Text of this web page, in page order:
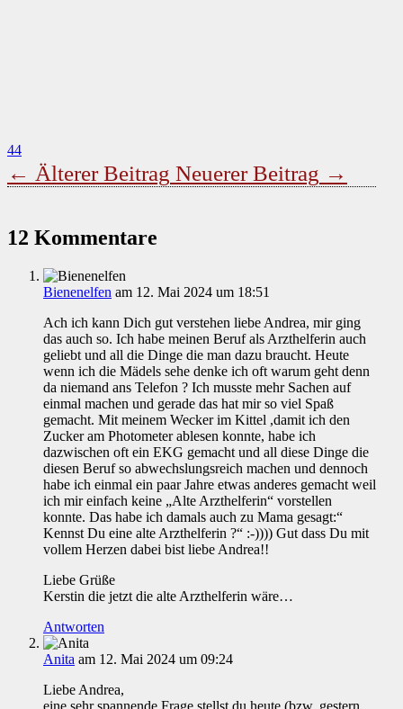
44
← Älterer Beitrag Neuerer Beitrag →
12 Kommentare
Bienenelfen am 12. Mai 2024 um 18:51
Ach ich kann Dich gut verstehen liebe Andrea, mir ging
das auch so. Ich habe meinen Beruf als Arzthelferin auch
geliebt und all die Dinge die man dazu braucht. Heute
wenn ich die Mädels sehe denke ich oft warum geht denn
da niemand ans Telefon ? Ich musste mehr Sachen auf
einmal machen und gerade das hat mir so viel Spaß
gemacht. Mit meinem Wecker im Kittel ,damit ich den
Zucker am Photometer ablesen konnte, habe ich
dazwischen oft ein EKG gemacht und all diese Dinge die
diesen Beruf so abwechslungsreich machen und dennoch
habe ich einmal ein paar Jahre etwas anderes gemacht weil
ich mir einfach keine „Alte Arzthelferin“ vorstellen
konnte. Das habe ich damals auch zu Mama gesagt:“
Kennst Du eine alte Arzthelferin ?“ :-)))) Gut dass Du mit
vollem Herzen dabei bist liebe Andrea!!
Liebe Grüße
Kerstin die jetzt die alte Arzthelferin wäre…
Antworten
Anita am 12. Mai 2024 um 09:24
Liebe Andrea,